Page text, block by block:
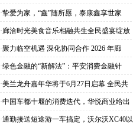
·挚爱为家，“鑫”随所愿，泰康鑫享世家
·廊洽时光美食音乐相融共生全民盛宴绽放
·聚力临空机遇 深化协同合作 2026 年廊
·绿色金融的“新解法”：平安消费金融针
·美兰龙舟嘉年华将于6月27日启幕 全民共
·中国车都十堰的消费迭代，华悦商业给出
·通勤接送短途游一车搞定，沃尔沃XC40以